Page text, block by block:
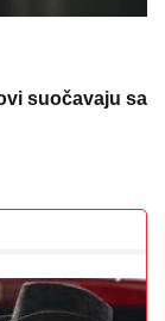
suočavaju sa